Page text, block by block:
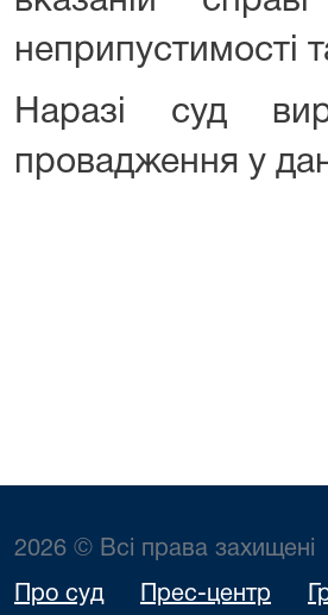
неприпустимості
Наразі суд
провадження у
2026 © Всі права захищені
Про суд Прес-центр